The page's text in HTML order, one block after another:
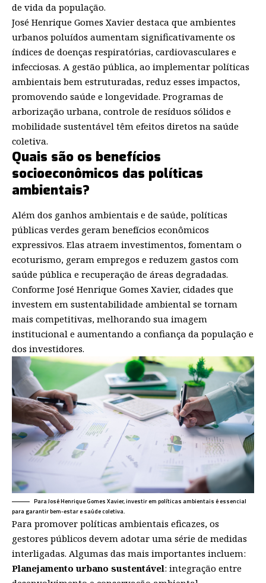
de vida da população.
José Henrique Gomes Xavier destaca que ambientes
urbanos poluídos aumentam significativamente os
índices de doenças respiratórias, cardiovasculares e
infecciosas. A gestão pública, ao implementar políticas
ambientais bem estruturadas, reduz esses impactos,
promovendo saúde e longevidade. Programas de
arborização urbana, controle de resíduos sólidos e
mobilidade sustentável têm efeitos diretos na saúde
coletiva.
Quais são os benefícios
socioeconômicos das políticas
ambientais?
Além dos ganhos ambientais e de saúde, políticas
públicas verdes geram benefícios econômicos
expressivos. Elas atraem investimentos, fomentam o
ecoturismo, geram empregos e reduzem gastos com
saúde pública e recuperação de áreas degradadas.
Conforme José Henrique Gomes Xavier, cidades que
investem em sustentabilidade ambiental se tornam
mais competitivas, melhorando sua imagem
institucional e aumentando a confiança da população e
dos investidores.
Para José Henrique Gomes Xavier, investir em políticas ambientais é essencial
para garantir bem-estar e saúde coletiva.
Para promover políticas ambientais eficazes, os
gestores públicos devem adotar uma série de medidas
interligadas. Algumas das mais importantes incluem:
Planejamento urbano sustentável: integração entre